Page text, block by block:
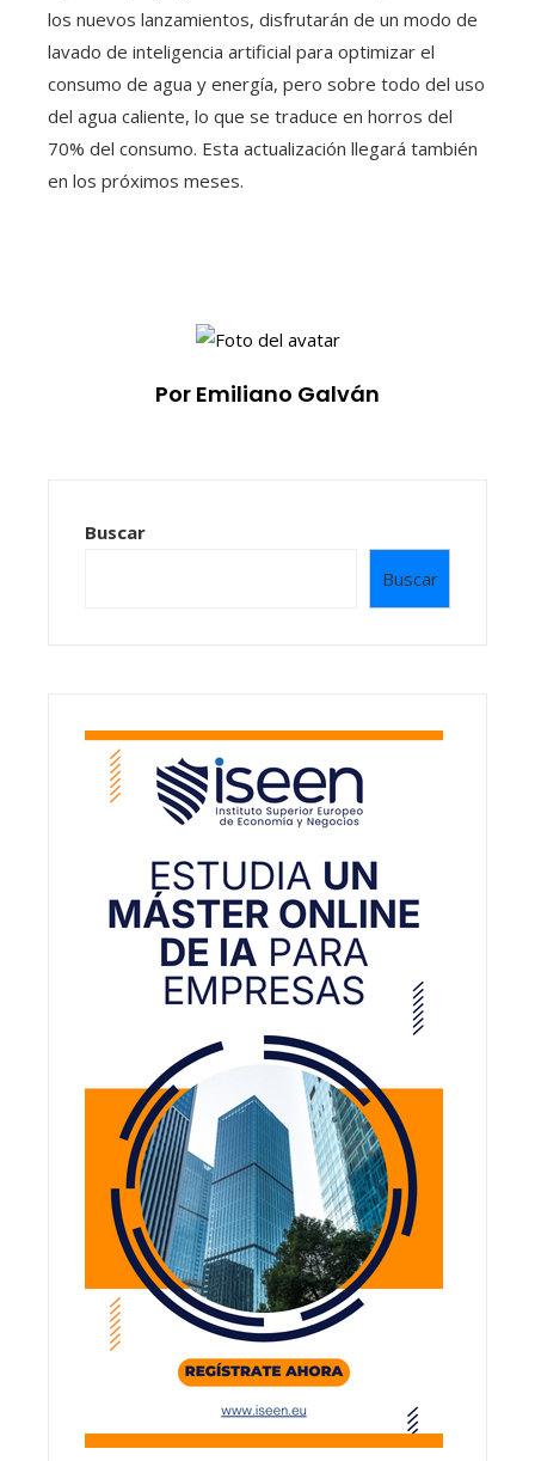
los nuevos lanzamientos, disfrutarán de un modo de
lavado de inteligencia artificial para optimizar el
consumo de agua y energía, pero sobre todo del uso
del agua caliente, lo que se traduce en horros del
70% del consumo. Esta actualización llegará también
en los próximos meses.
Por Emiliano Galván
Buscar
Buscar